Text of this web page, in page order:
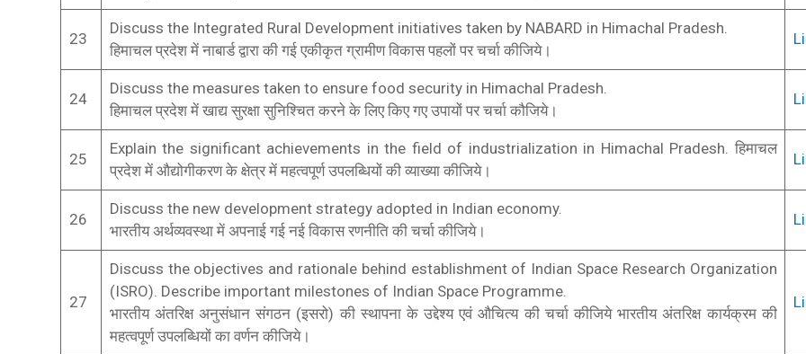
23
Discuss the Integrated Rural Development initiatives taken by NABARD in Himachal Pradesh.
हिमाचल प्रदेश में नाबार्ड द्वारा की गई एकीकृत ग्रामीण विकास पहलों पर चर्चा कीजिये।
24
Discuss the measures taken to ensure food security in Himachal Pradesh.
हिमाचल प्रदेश में खाद्य सुरक्षा सुनिश्चित करने के लिए किए गए उपायों पर चर्चा कौजिये।
25
Explain the significant achievements in the field of industrialization in Himachal Pradesh. हिमाचल
प्रदेश में औद्योगीकरण के क्षेत्र में महत्वपूर्ण उपलब्धियों की व्याख्या कीजिये।
26
Discuss the new development strategy adopted in Indian economy.
भारतीय अर्थव्यवस्था में अपनाई गई नई विकास रणनीति की चर्चा कीजिये।
27
Discuss the objectives and rationale behind establishment of Indian Space Research Organization
(ISRO). Describe important milestones of Indian Space Programme.
भारतीय अंतरिक्ष अनुसंधान संगठन (इसरो) की स्थापना के उद्देश्य एवं औचित्य की चर्चा कीजिये भारतीय अंतरिक्ष कार्यक्रम की
महत्वपूर्ण उपलब्धियों का वर्णन कीजिये।